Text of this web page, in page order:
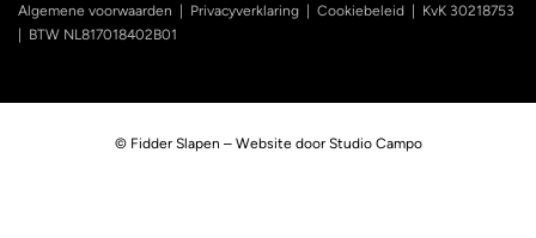
Algemene voorwaarden Privacyverklaring Cookiebeleid
KvK 30218753
BTW NL817018402B01
© Fidder Slapen – Website door Studio Campo